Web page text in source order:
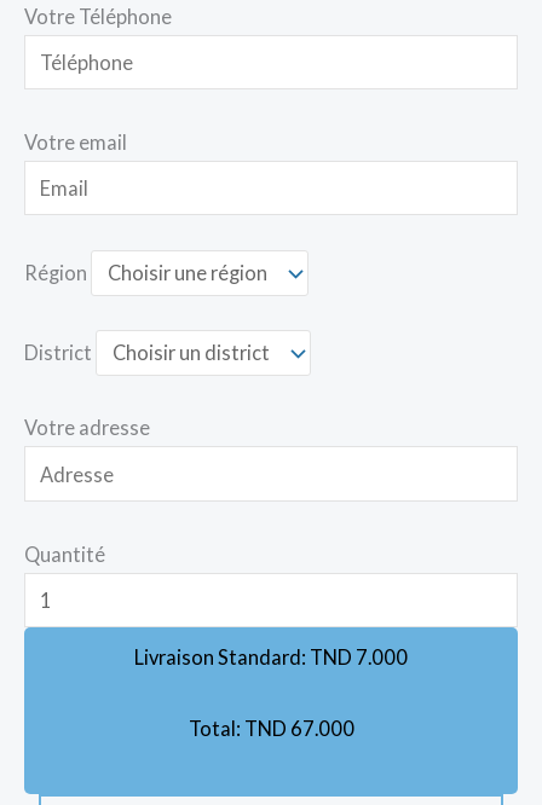
Votre Téléphone
Votre email
Région
District
Votre adresse
Quantité
Livraison Standard: TND 7.000
Total: TND 67.000